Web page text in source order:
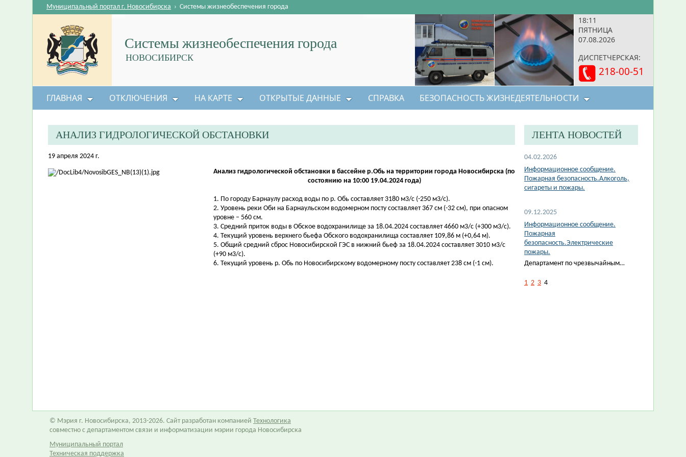
18:11
ПЯТНИЦА
07.08.2026
ДИСПЕТЧЕРСКАЯ:
218-00-51
Системы жизнеобеспечения города
НОВОСИБИРСК
Муниципальный портал г. Новосибирска › Системы жизнеобеспечения города
ГЛАВНАЯ ОТКЛЮЧЕНИЯ НА КАРТЕ ОТКРЫТЫЕ ДАННЫЕ СПРАВКА БЕЗОПАСНОСТЬ ЖИЗНЕДЕЯТЕЛЬНОСТИ
АНАЛИЗ ГИДРОЛОГИЧЕСКОЙ ОБСТАНОВКИ
19 апреля 2024 г.
Анализ гидрологической обстановки в бассейне р.Обь на территории города Новосибирска (по
состоянию на 10:00 19.04.2024 года)
1. По городу Барнаулу расход воды по р. Обь составляет 3180 м3/с (-250 м3/с).
2. Уровень реки Оби на Барнаульском водомерном посту составляет 367 см (-32 см), при опасном
уровне – 560 см.
3. Средний приток воды в Обское водохранилище за 18.04.2024 составляет 4660 м3/с (+300 м3/с).
4. Текущий уровень верхнего бьефа Обского водохранилища составляет 109,86 м (+0,64 м).
5. Общий средний сброс Новосибирской ГЭС в нижний бьеф за 18.04.2024 составляет 3010 м3/с
(+90 м3/с).
6. Текущий уровень р. Обь по Новосибирскому водомерному посту составляет 238 см (-1 см).
ЛЕНТА НОВОСТЕЙ
04.02.2026
Информационное сообщение.
Пожарная безопасность.Алкоголь,
сигареты и пожары.
09.12.2025
Информационное сообщение.
Пожарная
безопасность.Электрические
пожары.
Департамент по чрезвычайным…
1 2 3 4
© Мэрия г. Новосибирска, 2013-2026. Сайт разработан компанией Технологика
совместно с департаментом связи и информатизации мэрии города Новосибирска
Муниципальный портал
Техническая поддержка